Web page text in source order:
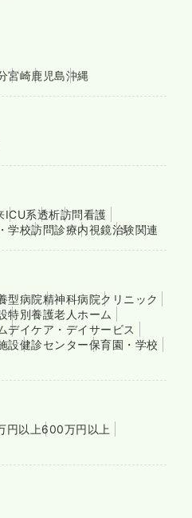
宮崎鹿児島沖縄
ICU系透析訪問看護
学校訪問診療内視鏡治験関連
型病院精神科病院クリニック
特別養護老人ホーム
デイケア・デイサービス
設健診センター保育園・学校
円以上600万円以上